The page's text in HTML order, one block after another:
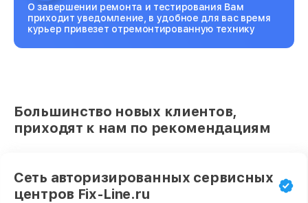
О завершении ремонта и тестирования Вам
приходит уведомление, в удобное для вас время
курьер привезет отремонтированную технику
Большинство новых клиентов,
приходят к нам по рекомендациям
Сеть авторизированных сервисных
центров Fix-Line.ru